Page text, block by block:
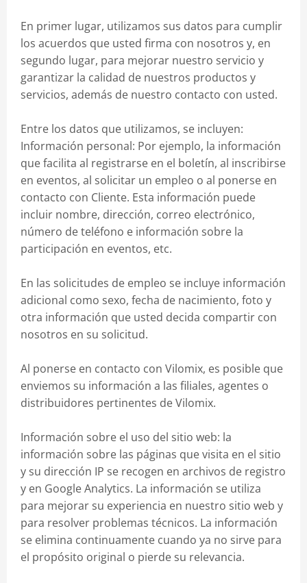
En primer lugar, utilizamos sus datos para cumplir
los acuerdos que usted firma con nosotros y, en
segundo lugar, para mejorar nuestro servicio y
garantizar la calidad de nuestros productos y
servicios, además de nuestro contacto con usted.
Entre los datos que utilizamos, se incluyen:
Información personal: Por ejemplo, la información
que facilita al registrarse en el boletín, al inscribirse
en eventos, al solicitar un empleo o al ponerse en
contacto con Cliente. Esta información puede
incluir nombre, dirección, correo electrónico,
número de teléfono e información sobre la
participación en eventos, etc.
En las solicitudes de empleo se incluye información
adicional como sexo, fecha de nacimiento, foto y
otra información que usted decida compartir con
nosotros en su solicitud.
Al ponerse en contacto con Vilomix, es posible que
enviemos su información a las filiales, agentes o
distribuidores pertinentes de Vilomix.
Información sobre el uso del sitio web: la
información sobre las páginas que visita en el sitio
y su dirección IP se recogen en archivos de registro
y en Google Analytics. La información se utiliza
para mejorar su experiencia en nuestro sitio web y
para resolver problemas técnicos. La información
se elimina continuamente cuando ya no sirve para
el propósito original o pierde su relevancia.